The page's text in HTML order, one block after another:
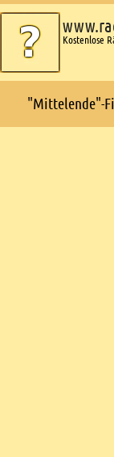
Kostenlose
"Mittelende"-